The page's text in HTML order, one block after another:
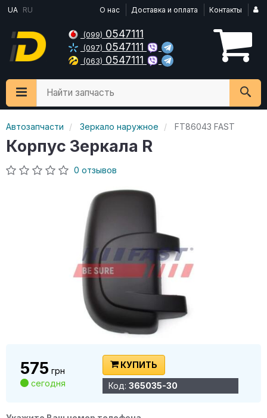
UA RU О нас Доставка и оплата Контакты
(099) 0547111
(097) 0547111
(063) 0547111
Найти запчасть
Автозапчасти Зеркало наружное FT86043 FAST
Корпус Зеркала R
0 отзывов
575 грн
сегодня
КУПИТЬ
Код: 365035-30